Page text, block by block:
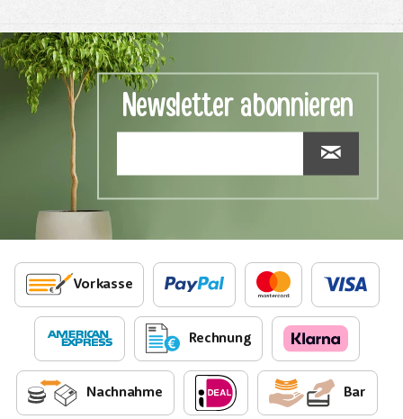
Newsletter abonnieren
Vorkasse
Rechnung
Nachnahme Bar